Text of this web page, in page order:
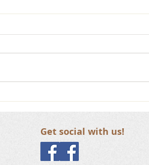
갈릴리 교회, 장로님 특별찬
양, 2026.07.26
Get social with us!